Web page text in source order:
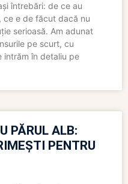
întrebări: de ce au
ce e de făcut dacă nu
serioasă. Am adunat
pe scurt, cu
intrăm în detaliu pe
PĂRUL ALB:
PENTRU